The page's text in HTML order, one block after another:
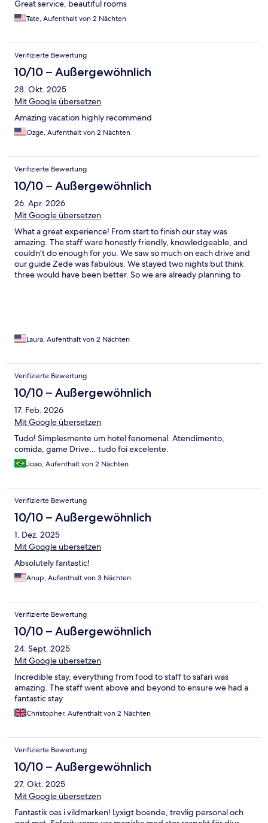
Great service, beautiful rooms
Tate, Aufenthalt von 2 Nächten
Verifizierte Bewertung
10/10 – Außergewöhnlich
28. Okt. 2025
Mit Google übersetzen
Amazing vacation highly recommend
Ozge, Aufenthalt von 2 Nächten
Verifizierte Bewertung
10/10 – Außergewöhnlich
26. Apr. 2026
Mit Google übersetzen
What a great experience! From start to finish our stay was
amazing. The staff ware honestly friendly, knowledgeable, and
couldn’t do enough for you. We saw so much on each drive and
our guide Zede was fabulous. We stayed two nights but think
three would have been better. So we are already planning to
Laura, Aufenthalt von 2 Nächten
Verifizierte Bewertung
10/10 – Außergewöhnlich
17. Feb. 2026
Mit Google übersetzen
Tudo! Simplesmente um hotel fenomenal. Atendimento,
comida, game Drive… tudo foi excelente.
Joao, Aufenthalt von 2 Nächten
Verifizierte Bewertung
10/10 – Außergewöhnlich
1. Dez. 2025
Mit Google übersetzen
Absolutely fantastic!
Anup, Aufenthalt von 3 Nächten
Verifizierte Bewertung
10/10 – Außergewöhnlich
24. Sept. 2025
Mit Google übersetzen
Incredible stay, everything from food to staff to safari was
amazing. The staff went above and beyond to ensure we had a
fantastic stay
Christopher, Aufenthalt von 2 Nächten
Verifizierte Bewertung
10/10 – Außergewöhnlich
27. Okt. 2025
Mit Google übersetzen
Fantastik oas i vildmarken! Lyxigt boende, trevlig personal och